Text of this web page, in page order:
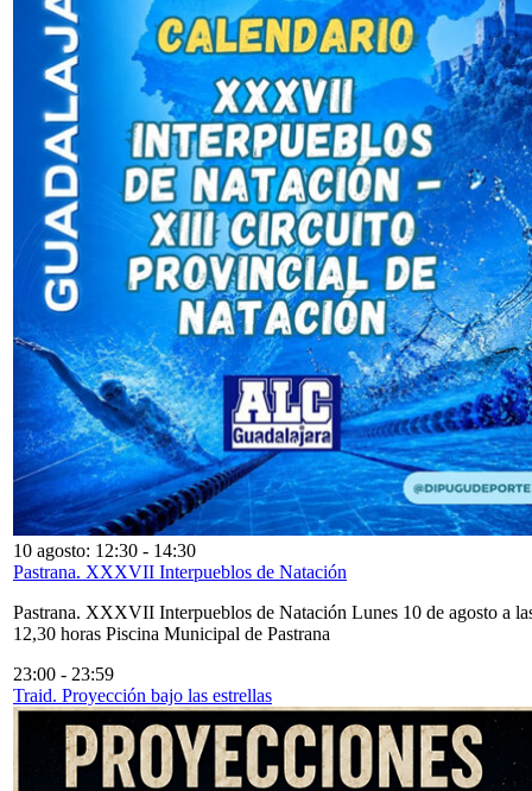
10 agosto: 12:30 - 14:30
Pastrana. XXXVII Interpueblos de Natación
Pastrana. XXXVII Interpueblos de Natación Lunes 10 de agosto a
12,30 horas Piscina Municipal de Pastrana
23:00 - 23:59
Traid. Proyección bajo las estrellas